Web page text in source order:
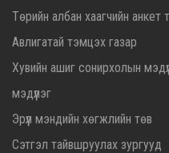
Төрийн албан хаагчийн анкет
Авлигатай тэмцэх газар
Хувийн ашиг сонирхолын
мэдүүлэг
Эрүүл мэндийн хөгжлийн төв
Сэтгэл тайвшруулах зургууд